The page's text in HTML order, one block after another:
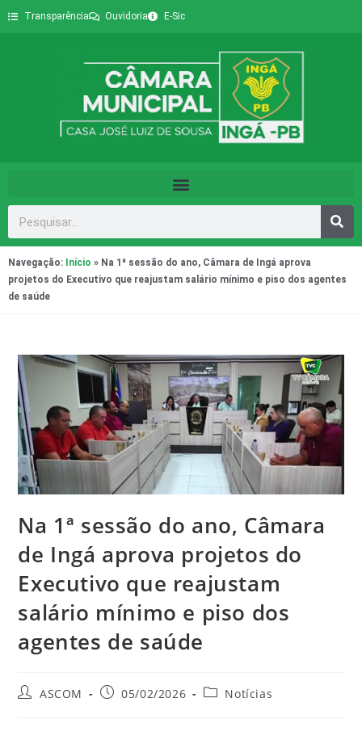
Transparência Ouvidoria E-Sic
Navegação: Início » Na 1ª sessão do ano, Câmara de Ingá aprova
projetos do Executivo que reajustam salário mínimo e piso dos agentes
de saúde
Na 1ª sessão do ano, Câmara
de Ingá aprova projetos do
Executivo que reajustam
salário mínimo e piso dos
agentes de saúde
ASCOM 05/02/2026 Notícias